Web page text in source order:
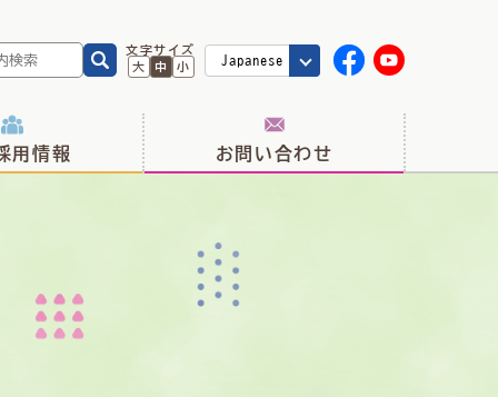
文字サイズ
大
中 小
用情報 お問い合わせ